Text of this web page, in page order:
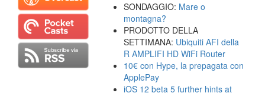
SONDAGGIO: Mare o
montagna?
PRODOTTO DELLA
SETTIMANA: Ubiquiti AFI della
R AMPLIFI HD WiFi Router
10€ con Hype, la prepagata con
ApplePay
iOS 12 beta 5 further hints at